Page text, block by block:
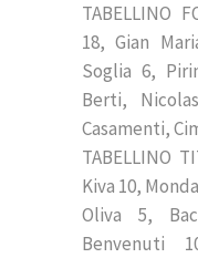
TABELLINO
18, Gian
Soglia 6,
Berti,
Casamenti,
TABELLINO
Kiva 10,
Oliva 5,
Benvenuti